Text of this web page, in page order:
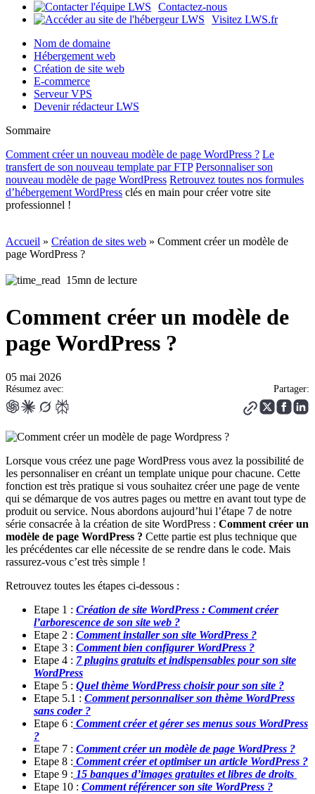
Contactez-nous
Visitez LWS.fr
Nom de domaine
Hébergement web
Création de site web
E-commerce
Serveur VPS
Devenir rédacteur LWS
Sommaire
Comment créer un nouveau modèle de page WordPress ? Le
transfert de son nouveau template par FTP Personnaliser son
nouveau modèle de page WordPress Retrouvez toutes nos formules
d’hébergement WordPress clés en main pour créer votre site
professionnel !
Accueil » Création de sites web » Comment créer un modèle de
page WordPress ?
15mn de lecture
Comment créer un modèle de
page WordPress ?
05 mai 2026
Résumez avec: Partager:
Lorsque vous créez une page WordPress vous avez la possibilité de
les personnaliser en créant un template unique pour chacune. Cette
fonction est très pratique si vous souhaitez créer une page de vente
qui se démarque de vos autres pages ou mettre en avant tout type de
produit ou service. Nous abordons aujourd’hui l’étape 7 de notre
série consacrée à la création de site WordPress : Comment créer un
modèle de page WordPress ? Cette partie est plus technique que
les précédentes car elle nécessite de se rendre dans le code. Mais
rassurez-vous c’est très simple !
Retrouvez toutes les étapes ci-dessous :
Etape 1 : Création de site WordPress : Comment créer
l’arborescence de son site web ?
Etape 2 : Comment installer son site WordPress ?
Etape 3 : Comment bien configurer WordPress ?
Etape 4 : 7 plugins gratuits et indispensables pour son site
WordPress
Etape 5 : Quel thème WordPress choisir pour son site ?
Etape 5.1 : Comment personnaliser son thème WordPress
sans coder ?
Etape 6 : Comment créer et gérer ses menus sous WordPress
?
Etape 7 : Comment créer un modèle de page WordPress ?
Etape 8 : Comment créer et optimiser un article WordPress ?
Etape 9 : 15 banques d’images gratuites et libres de droits
Etape 10 : Comment référencer son site WordPress ?